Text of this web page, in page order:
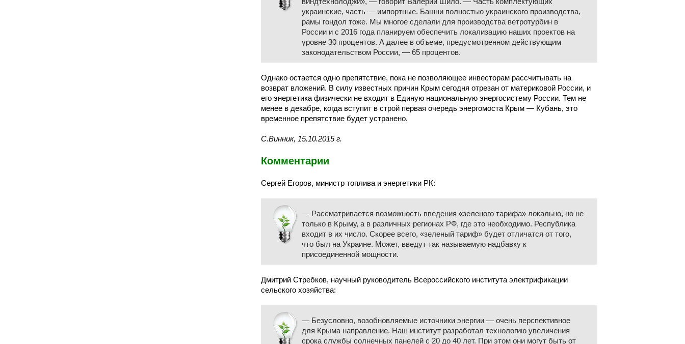
украинские, часть — импортные. Башни полностью украинского производства,
рамы гондол тоже. Мы многое сделали для производства ветротурбин в
России и с 2016 года планируем обеспечить локализацию наших проектов на
уровне 30 процентов. А далее в объеме, предусмотренном действующим
законодательством России, — 65 процентов.
Однако остается одно препятствие, пока не позволяющее инвесторам рассчитывать на
возврат вложений. В силу известных причин Крым сегодня отрезан от материковой России, и
его энергетика физически не входит в Единую национальную энергосистему России. Тем не
менее в декабре, когда вступит в строй первая очередь энергомоста Крым — Кубань, это
временное препятствие будет устранено.
С.Винник, 15.10.2015 г.
Комментарии
Сергей Егоров, министр топлива и энергетики РК:
— Рассматривается возможность введения «зеленого тарифа» локально, но не
только в Крыму, а в различных регионах РФ, где это необходимо. Республика
входит в их число. Скорее всего, «зеленый тариф» будет отличатся от того,
что был на Украине. Может, введут так называемую надбавку к
присоединенной мощности.
Дмитрий Стребков, научный руководитель Всероссийского института электрификации
сельского хозяйства:
— Безусловно, возобновляемые источники энергии — очень перспективное
для Крыма направление. Наш институт разработал технологию увеличения
срока службы солнечных панелей с 20 до 40 лет. При этом они могут быть от